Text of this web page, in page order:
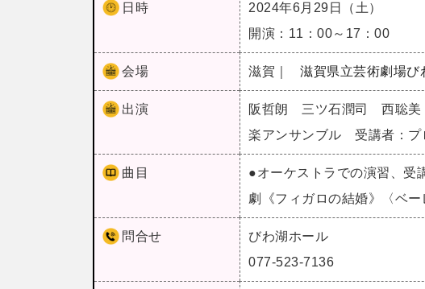
日時
2024年6月29日（土）
開演：11：00～17：00
会場 滋賀｜ 滋賀県立芸術劇場び
出演
阪哲朗 三ツ石潤司 西聡
楽アンサンブル 受講者：プ
曲目
●オーケストラでの演習、受
劇《フィガロの結婚》〈ベ
問合せ
びわ湖ホール
077-523-7136